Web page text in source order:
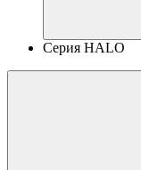
Серия HALO